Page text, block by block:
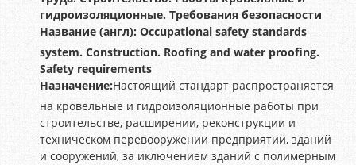
гидроизоляционные. Требования безопасности
Название (англ): Occupational safety standards
system. Construction. Roofing and water proofing.
Safety requirements
Назначение:Настоящий стандарт распространяется
на кровельные и гидроизоляционные работы при
строительстве, расширении, реконструкции и
техническом перевооружении предприятий, зданий
и сооружений, за иключением зданий с полимерным